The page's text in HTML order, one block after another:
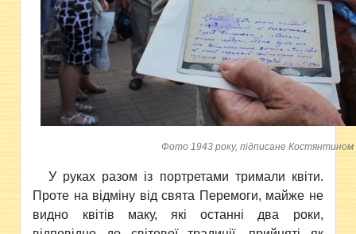
Фото 1943 року, підписане
У руках разом із портретами тримали квіти.
Проте на відміну від свята Перемоги, майже не
видно квітів маку, які останні два роки,